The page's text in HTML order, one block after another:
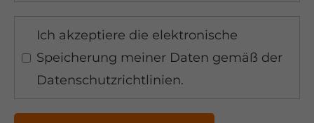
Ich akzeptiere die elektronische
Speicherung meiner Daten gemäß der
Datenschutzrichtlinien.